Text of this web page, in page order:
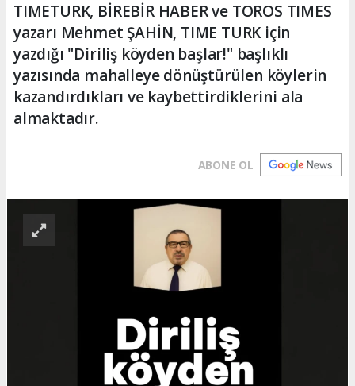
TIMETURK, BİREBİR HABER ve TOROS TIMES
yazarı Mehmet ŞAHİN, TIME TURK için
yazdığı "Diriliş köyden başlar!" başlıklı
yazısında mahalleye dönüştürülen köylerin
kazandırdıkları ve kaybettirdiklerini ala
almaktadır.
ABONE OL